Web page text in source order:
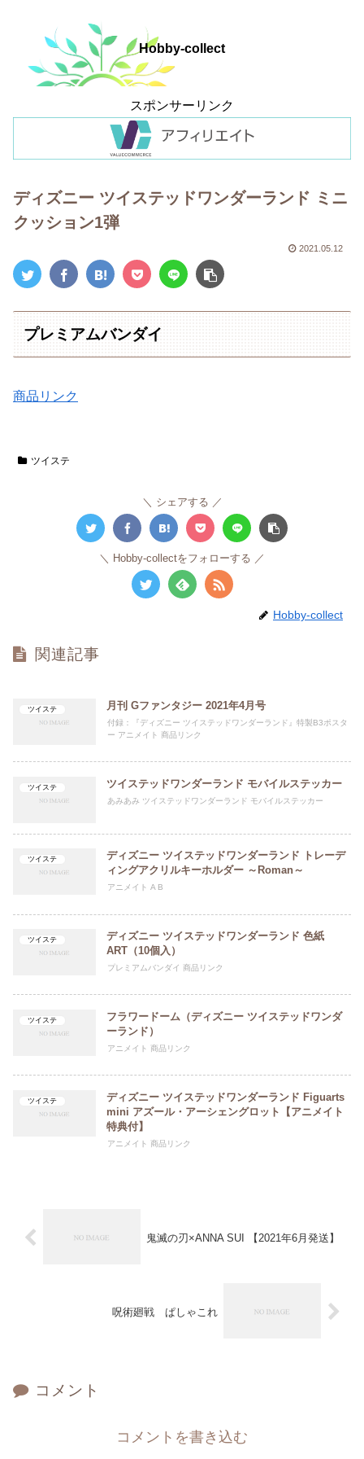
Hobby-collect
スポンサーリンク
ディズニー ツイステッドワンダーランド ミニ
クッション1弾
2021.05.12
プレミアムバンダイ
商品リンク
ツイステ
シェアする
Hobby-collectをフォローする
Hobby-collect
関連記事
ツイステ 月刊 Gファンタジー 2021年4月号
付録：『ディズニー ツイステッドワンダーランド』特製B3ポスタ
ー アニメイト 商品リンク
ツイステ ツイステッドワンダーランド モバイルステッカー
あみあみ ツイステッドワンダーランド モバイルステッカー
ツイステ
ディズニー ツイステッドワンダーランド トレーデ
ィングアクリルキーホルダー ～Roman～
アニメイト A B
ツイステ
ディズニー ツイステッドワンダーランド 色紙
ART（10個入）
プレミアムバンダイ 商品リンク
ツイステ
フラワードーム（ディズニー ツイステッドワンダ
ーランド）
アニメイト 商品リンク
ツイステ
ディズニー ツイステッドワンダーランド Figuarts
mini アズール・アーシェングロット【アニメイト
特典付】
アニメイト 商品リンク
鬼滅の刃×ANNA SUI 【2021年6月発送】
呪術廻戦 ぱしゃこれ
コメント
コメントを書き込む